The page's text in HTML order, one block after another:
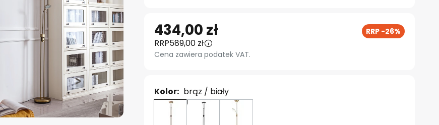
434,00 zł RRP -26%
RRP589,00 zł
Cena zawiera podatek VAT.
Kolor: brąz / biały